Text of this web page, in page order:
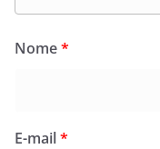
Nome*
E-mail*